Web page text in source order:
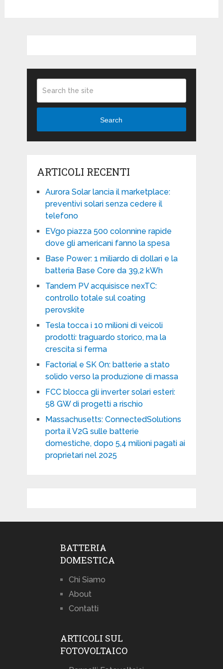
Search
ARTICOLI RECENTI
Aurora Solar lancia il marketplace:
preventivi solari senza cedere il
telefono
EVgo piazza 500 colonnine rapide
dove gli americani fanno la spesa
Base Power: 1 miliardo di dollari e la
batteria Base Core da 39,2 kWh
Tandem PV acquisisce nexTC:
controllo totale sul coating
perovskite
Tesla tocca i 10 milioni di veicoli
prodotti: traguardo storico, ma la
crescita si ferma
Factorial e SK On: batterie a stato
solido verso la produzione di massa
FCC blocca gli inverter solari esteri:
58 GW di progetti a rischio
Massachusetts: ConnectedSolutions
porta il V2G sulle batterie
domestiche, dopo 5,4 milioni pagati ai
proprietari nel 2025
BATTERIA
DOMESTICA
Chi Siamo
About
Contatti
ARTICOLI SUL
FOTOVOLTAICO